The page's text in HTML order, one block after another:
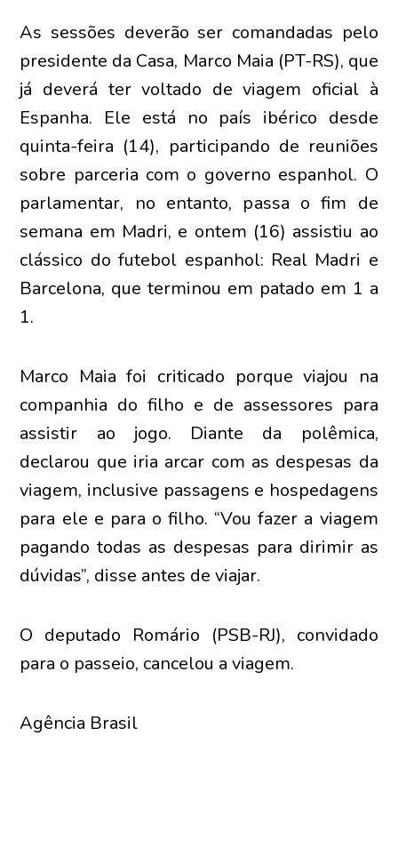
As sessões deverão ser comandadas pelo
presidente da Casa, Marco Maia (PT-RS), que
já deverá ter voltado de viagem oficial à
Espanha. Ele está no país ibérico desde
quinta-feira (14), participando de reuniões
sobre parceria com o governo espanhol. O
parlamentar, no entanto, passa o fim de
semana em Madri, e ontem (16) assistiu ao
clássico do futebol espanhol: Real Madri e
Barcelona, que terminou em patado em 1 a
1.
Marco Maia foi criticado porque viajou na
companhia do filho e de assessores para
assistir ao jogo. Diante da polêmica,
declarou que iria arcar com as despesas da
viagem, inclusive passagens e hospedagens
para ele e para o filho. “Vou fazer a viagem
pagando todas as despesas para dirimir as
dúvidas”, disse antes de viajar.
O deputado Romário (PSB-RJ), convidado
para o passeio, cancelou a viagem.
Agência Brasil